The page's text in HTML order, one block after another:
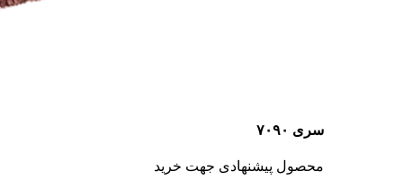
سری ۷۰۹۰
محصول پیشنهادی جهت خرید